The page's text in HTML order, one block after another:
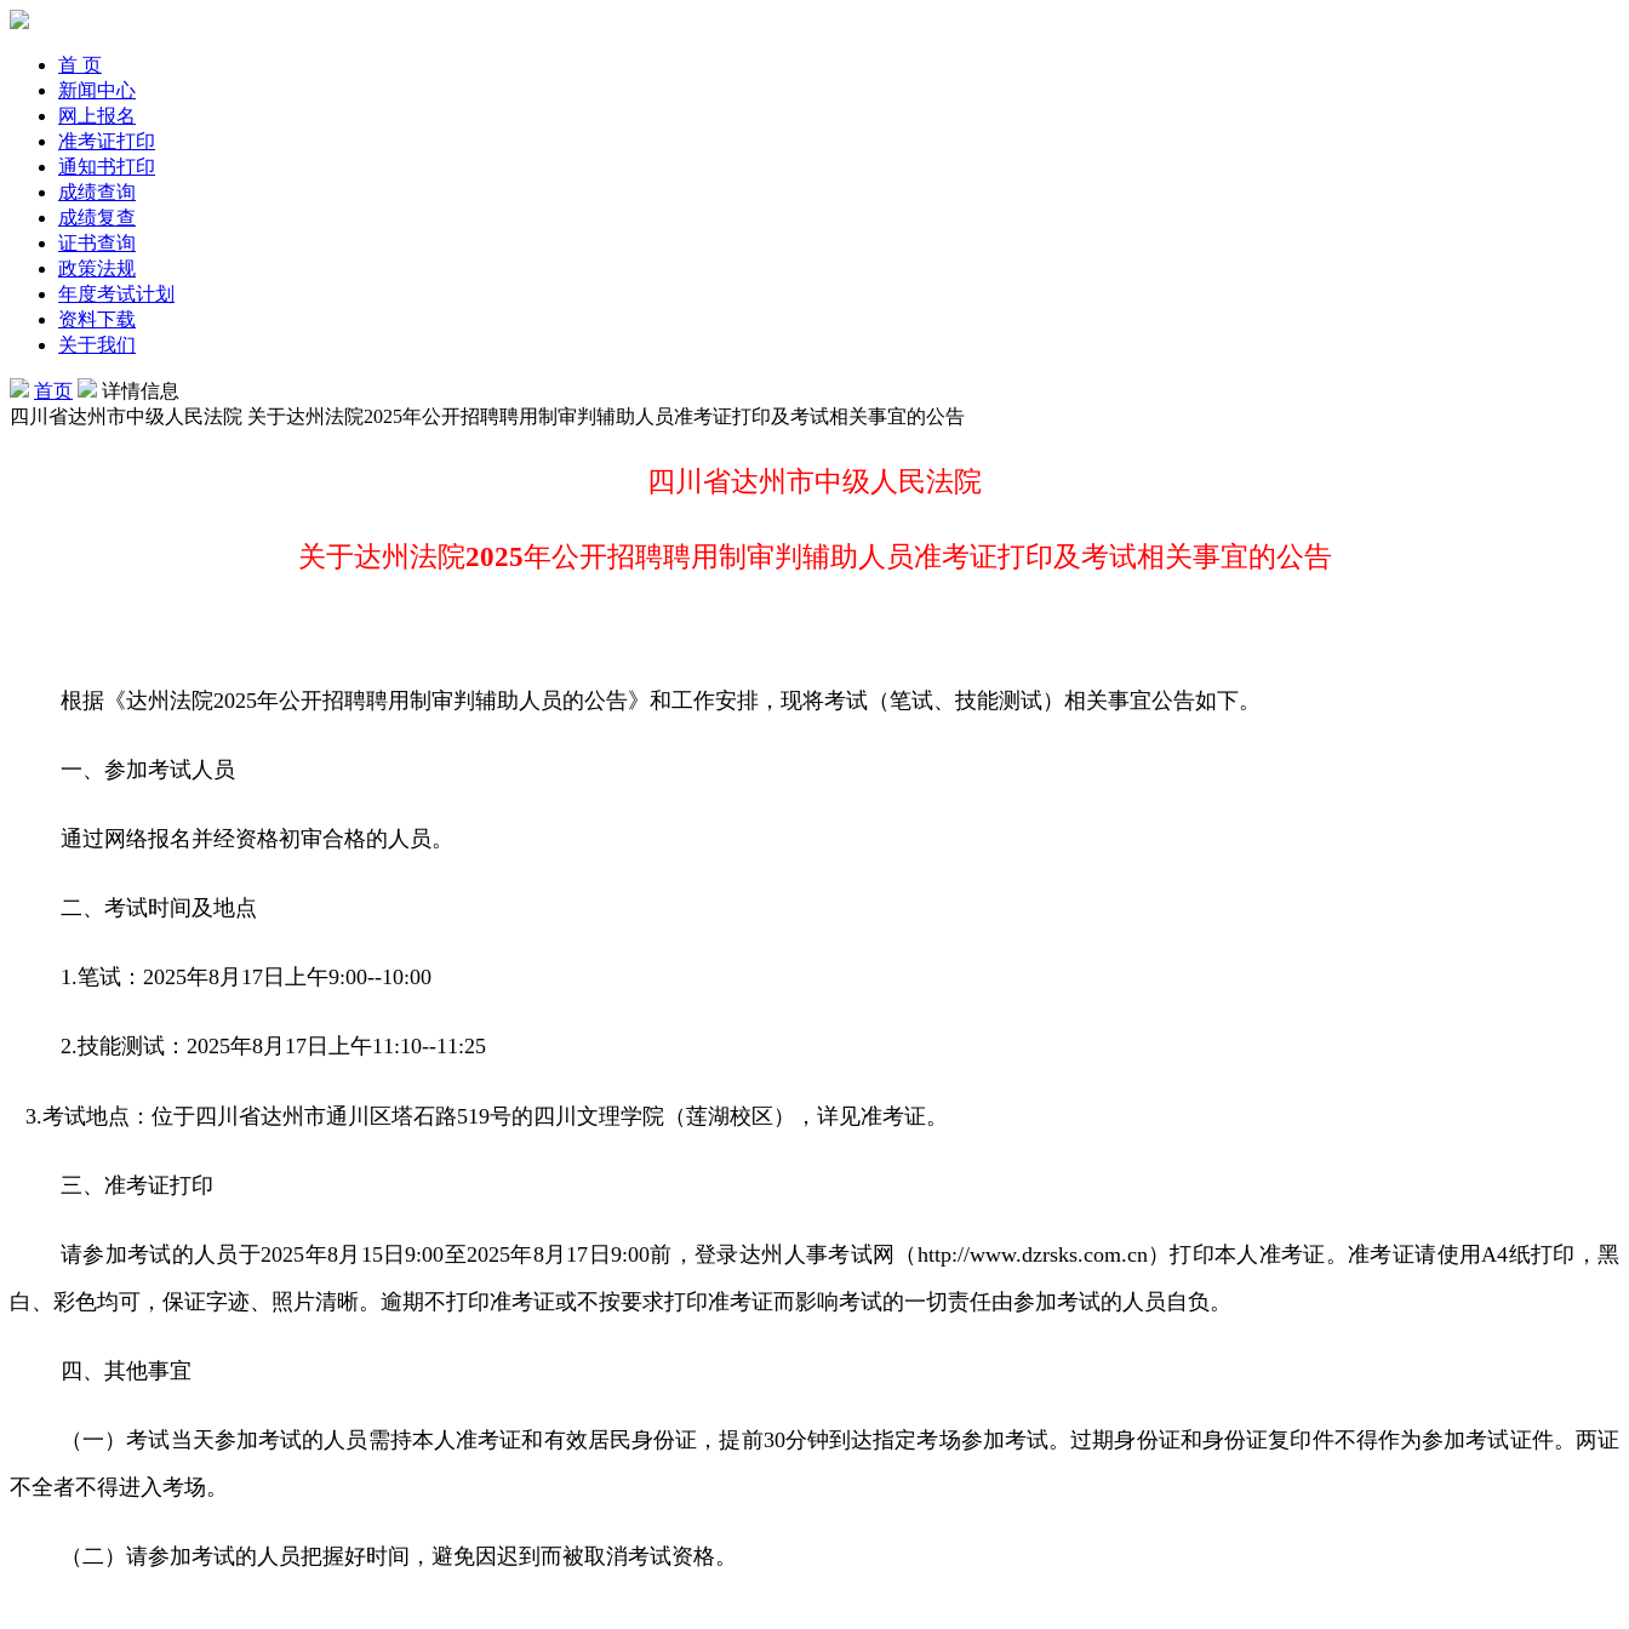
首 页
新闻中心
网上报名
准考证打印
通知书打印
成绩查询
成绩复查
证书查询
政策法规
年度考试计划
资料下载
关于我们
首页
详情信息
四川省达州市中级人民法院 关于达州法院2025年公开招聘聘用制审判辅助人员准考证打印及考试相关事宜的公告
四川省达州市中级人民法院
关于达州法院2025年公开招聘聘用制审判辅助人员准考证打印及考试相关事宜的公告
根据《达州法院2025年公开招聘聘用制审判辅助人员的公告》和工作安排，现将考试（笔试、技能测试）相关事宜公告如下。
一、参加考试人员
通过网络报名并经资格初审合格的人员。
二、考试时间及地点
1.笔试：2025年8月17日上午9:00--10:00
2.技能测试：2025年8月17日上午11:10--11:25
3.考试地点：位于四川省达州市通川区塔石路519号的四川文理学院（莲湖校区），详见准考证。
三、准考证打印
请参加考试的人员于2025年8月15日9:00至2025年8月17日9:00前，登录达州人事考试网（http://www.dzrsks.com.cn）打印本人准考证。准考证请使用A4纸打印，黑
白、彩色均可，保证字迹、照片清晰。逾期不打印准考证或不按要求打印准考证而影响考试的一切责任由参加考试的人员自负。
四、其他事宜
（一）考试当天参加考试的人员需持本人准考证和有效居民身份证，提前30分钟到达指定考场参加考试。过期身份证和身份证复印件不得作为参加考试证件。两证
不全者不得进入考场。
（二）请参加考试的人员把握好时间，避免因迟到而被取消考试资格。